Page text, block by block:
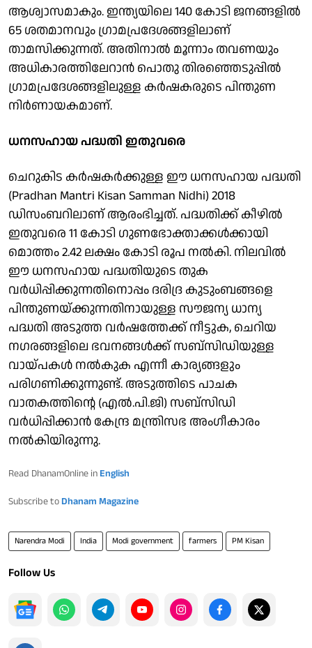
ആശ്വാസമാകും. ഇന്ത്യയിലെ 140 കോടി ജനങ്ങളില്‍
65 ശതമാനവും ഗ്രാമപ്രദേശങ്ങളിലാണ്
താമസിക്കുന്നത്. അതിനാല്‍ മൂന്നാം തവണയും
അധികാരത്തിലേറാന്‍ പൊതു തിരഞ്ഞെടുപ്പില്‍
ഗ്രാമപ്രദേശങ്ങളിലുള്ള കര്‍ഷകരുടെ പിന്തുണ
നിര്‍ണായകമാണ്.
ധനസഹായ പദ്ധതി ഇതുവരെ
ചെറുകിട കര്‍ഷകര്‍ക്കുള്ള ഈ ധനസഹായ പദ്ധതി
(Pradhan Mantri Kisan Samman Nidhi) 2018
ഡിസംബറിലാണ് ആരംഭിച്ചത്. പദ്ധതിക്ക് കീഴില്‍
ഇതുവരെ 11 കോടി ഗുണഭോക്താക്കള്‍ക്കായി
മൊത്തം 2.42 ലക്ഷം കോടി രൂപ നല്‍കി. നിലവില്‍
ഈ ധനസഹായ പദ്ധതിയുടെ തുക
വര്‍ധിപ്പിക്കുന്നതിനൊപ്പം ദരിദ്ര കുടുംബങ്ങളെ
പിന്തുണയ്ക്കുന്നതിനായുള്ള സൗജന്യ ധാന്യ
പദ്ധതി അടുത്ത വര്‍ഷത്തേക്ക് നീട്ടുക, ചെറിയ
നഗരങ്ങളിലെ ഭവനങ്ങള്‍ക്ക് സബ്സിഡിയുള്ള
വായ്പകള്‍ നല്‍കുക എന്നീ കാര്യങ്ങളും
പരിഗണിക്കുന്നുണ്ട്. അടുത്തിടെ പാചക
വാതകത്തിന്റെ (എല്‍.പി.ജി) സബ്സിഡി
വര്‍ധിപ്പിക്കാന്‍ കേന്ദ്ര മന്ത്രിസഭ അംഗീകാരം
നല്‍കിയിരുന്നു.
Read DhanamOnline in English
Subscribe to Dhanam Magazine
Narendra Modi India Modi government farmers PM Kisan
Follow Us